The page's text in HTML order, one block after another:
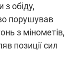
з обіду,
порушував
з мінометів,
позиції сил